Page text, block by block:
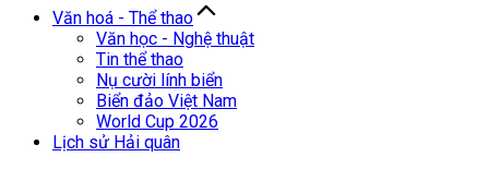
Văn hoá - Thể thao
Văn học - Nghệ thuật
Tin thể thao
Nụ cười lính biển
Biển đảo Việt Nam
World Cup 2026
Lịch sử Hải quân